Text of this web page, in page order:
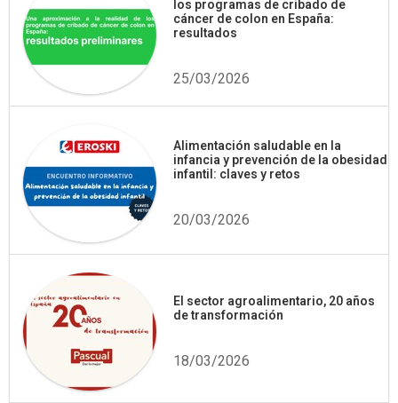
los programas de cribado de
cáncer de colon en España:
resultados
25/03/2026
Alimentación saludable en la
infancia y prevención de la obesidad
infantil: claves y retos
20/03/2026
El sector agroalimentario, 20 años
de transformación
18/03/2026